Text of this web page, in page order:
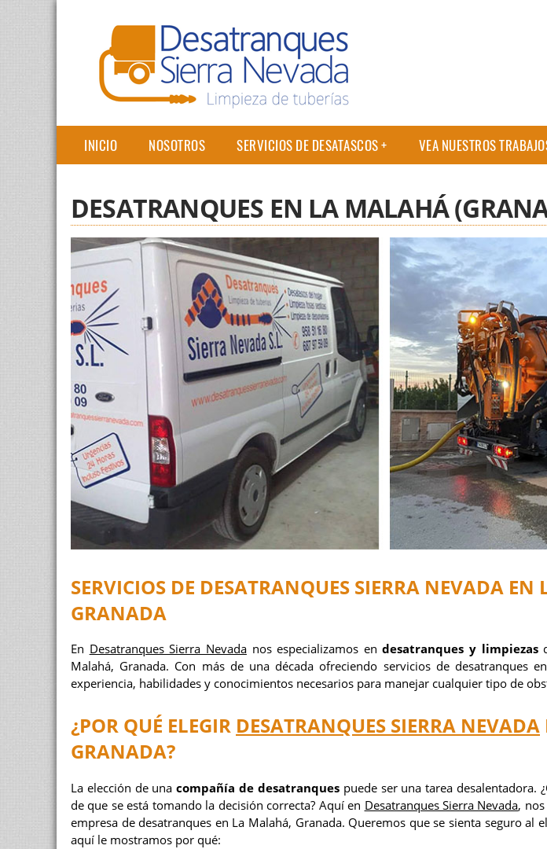
INICIO NOSOTROS SERVICIOS DE DESATASCOS VEA NUESTROS
DESATRANQUES EN LA MALAHÁ
SERVICIOS DE DESATRANQUES SIERRA NEVADA
GRANADA
En Desatranques Sierra Nevadanos especializamos endesatranques y limpiezas
Malahá, Granada. Con más de una década ofreciendo servicios de desatranques
experiencia, habilidades y conocimientos necesarios para manejar cualquier tipo de
¿POR QUÉ ELEGIR DESATRANQUES SIERRA NEVADA
GRANADA?
La elección de unacompañía de desatranquespuede ser una tarea desalentadora.
de que se está tomando la decisión correcta? Aquí en Desatranques Sierra Nevada,
empresa de desatranques en La Malahá, Granada. Queremos que se sienta seguro al
aquí le mostramos por qué: